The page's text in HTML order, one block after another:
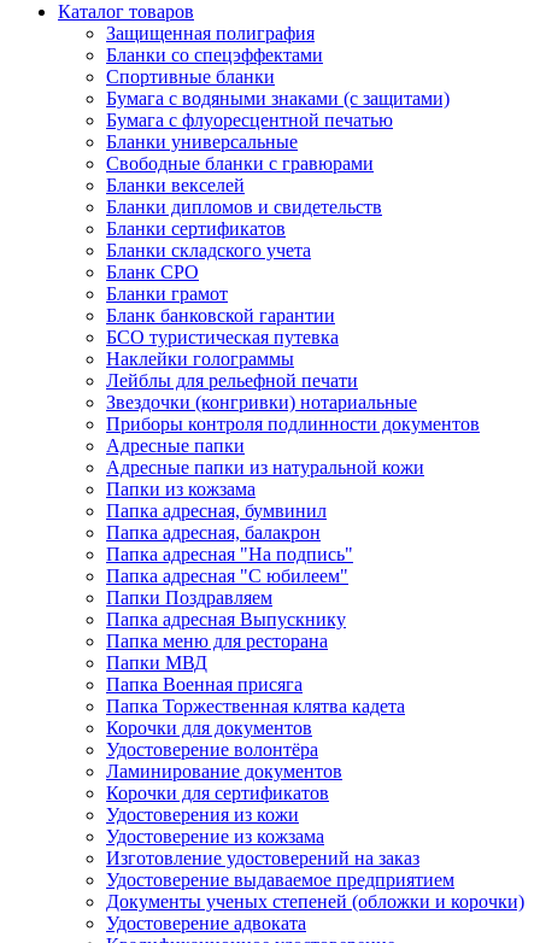
Каталог товаров
Защищенная полиграфия
Бланки со спецэффектами
Спортивные бланки
Бумага с водяными знаками (с защитами)
Бумага с флуоресцентной печатью
Бланки универсальные
Свободные бланки с гравюрами
Бланки векселей
Бланки дипломов и свидетельств
Бланки сертификатов
Бланки складского учета
Бланк СРО
Бланки грамот
Бланк банковской гарантии
БСО туристическая путевка
Наклейки голограммы
Лейблы для рельефной печати
Звездочки (конгривки) нотариальные
Приборы контроля подлинности документов
Адресные папки
Адресные папки из натуральной кожи
Папки из кожзама
Папка адресная, бумвинил
Папка адресная, балакрон
Папка адресная "На подпись"
Папка адресная "C юбилеем"
Папки Поздравляем
Папка адресная Выпускнику
Папка меню для ресторана
Папки МВД
Папка Военная присяга
Папка Торжественная клятва кадета
Корочки для документов
Удостоверение волонтёра
Ламинирование документов
Корочки для сертификатов
Удостоверения из кожи
Удостоверение из кожзама
Изготовление удостоверений на заказ
Удостоверение выдаваемое предприятием
Документы ученых степеней (обложки и корочки)
Удостоверение адвоката